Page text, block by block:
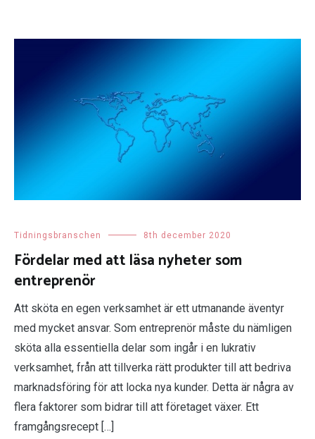
Tidningsbranschen 8th december 2020
Fördelar med att läsa nyheter som
entreprenör
Att sköta en egen verksamhet är ett utmanande äventyr
med mycket ansvar. Som entreprenör måste du nämligen
sköta alla essentiella delar som ingår i en lukrativ
verksamhet, från att tillverka rätt produkter till att bedriva
marknadsföring för att locka nya kunder. Detta är några av
flera faktorer som bidrar till att företaget växer. Ett
framgångsrecept […]